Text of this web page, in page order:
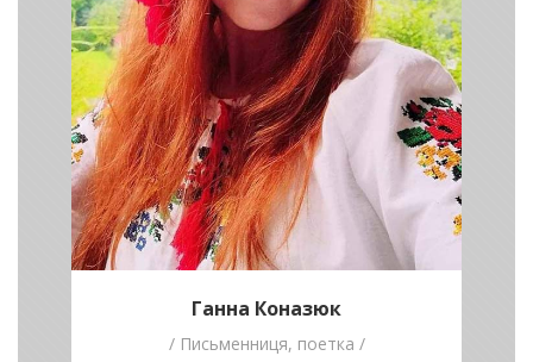
Ганна Коназюк
/ Письменниця, поетка /
Конкурс - можливість відкрити творчість
крізь призму слова й відчуттів очима
нового покоління.